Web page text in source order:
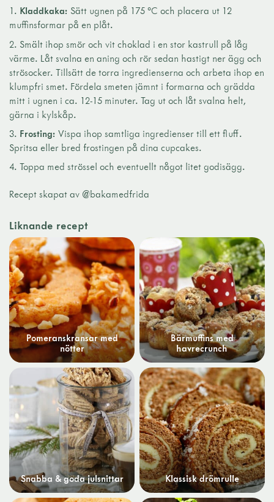
Kladdkaka: Sätt ugnen på 175 °C och placera ut 12
muffinsformar på en plåt.
Smält ihop smör och vit choklad i en stor kastrull på låg
värme. Låt svalna en aning och rör sedan hastigt ner ägg och
strösocker. Tillsätt de torra ingredienserna och arbeta ihop en
klumpfri smet. Fördela smeten jämnt i formarna och grädda
mitt i ugnen i ca. 12-15 minuter. Tag ut och låt svalna helt,
gärna i kylskåp.
Frosting: Vispa ihop samtliga ingredienser till ett fluff.
Spritsa eller bred frostingen på dina cupcakes.
Toppa med strössel och eventuellt något litet godisägg.
Recept skapat av @bakamedfrida
Liknande recept
Pomeranskransar med
nötter
Bärmuffins med
havrecrunch
Snabba & goda julsnittar Klassisk drömrulle